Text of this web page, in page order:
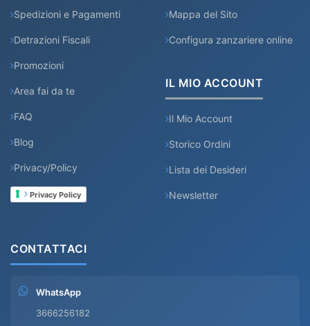
Spedizioni e Pagamenti
Detrazioni Fiscali
Promozioni
Area fai da te
FAQ
Blog
Privacy/Policy
Privacy Policy
Mappa del Sito
Configura zanzariere online
IL MIO ACCOUNT
Il Mio Account
Storico Ordini
Lista dei Desideri
Newsletter
CONTATTACI
WhatsApp
3666256182